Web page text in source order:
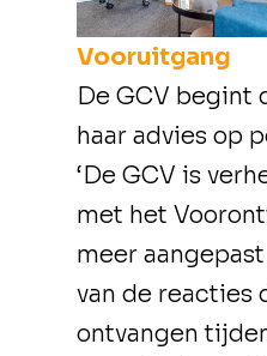
Vooruitgang
De GCV begint
haar advies op
‘De GCV is
met het
meer
van de reacties
ontvangen